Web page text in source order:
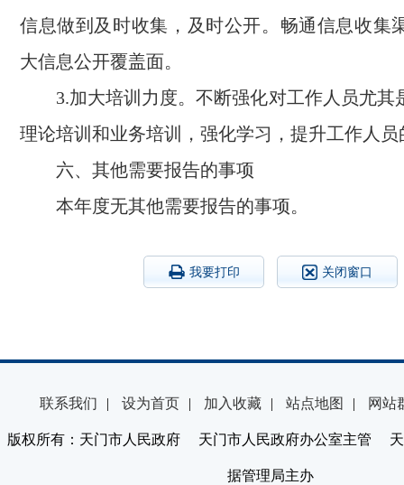
信息做到及时收集，及时公开。畅通信息收集
大信息公开覆盖面。
3.加大培训力度。不断强化对工作人员尤其
理论培训和业务培训，强化学习，提升工作人
六、其他需要报告的事项
本年度无其他需要报告的事项。
我要打印 关闭窗口
联系我们 | 设为首页 | 加入收藏 | 站点地图 | 网站
版权所有：天门市人民政府 天门市人民政府办公室主管 天
据管理局主办